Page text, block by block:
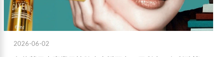
2026-06-02